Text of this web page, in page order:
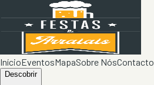
InícioEventosMapaSobre NósContacto
Descobrir